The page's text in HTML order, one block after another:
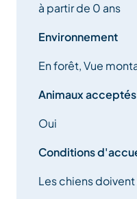
à partir de 0 ans
Environnement
En forêt, Vue
Animaux acceptés
Oui
Conditions
Les chiens